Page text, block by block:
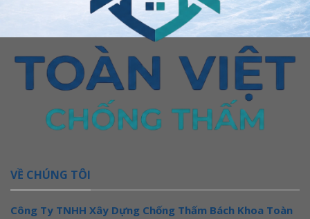
VỀ CHÚNG TÔI
Công Ty TNHH Xây Dựng Chống Thấm Bách Khoa Toàn